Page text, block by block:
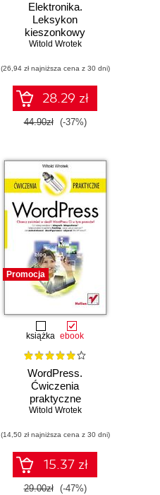
Elektronika.
Leksykon
kieszonkowy
Witold Wrotek
(26,94 zł najniższa cena z 30 dni)
28.29 zł
44.90zł (-37%)
Promocja
książka ebook
WordPress.
Ćwiczenia
praktyczne
Witold Wrotek
(14,50 zł najniższa cena z 30 dni)
15.37 zł
29.00zł (-47%)